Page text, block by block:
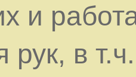
и
рук, в